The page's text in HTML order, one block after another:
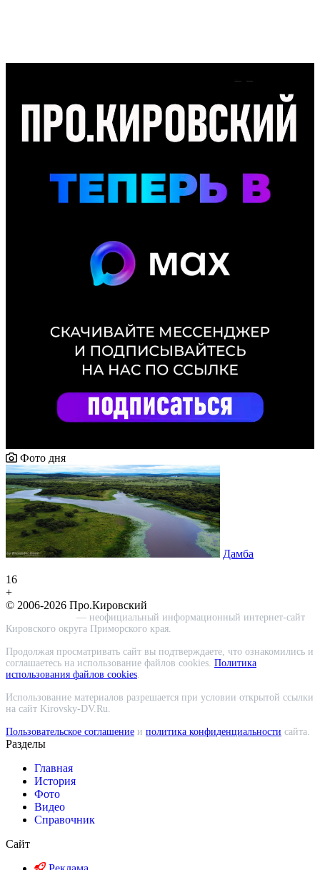
Фото дня
Дамба
16
+
© 2006-2026 Про.Кировский
— неофициальный информационный интернет-сайт
Кировского округа Приморского края.
Продолжая просматривать сайт вы подтверждаете, что ознакомились и
соглашаетесь на использование файлов cookies. Политика
использования файлов cookies.
Использование материалов разрешается при условии открытой ссылки
на сайт Kirovsky-DV.Ru.
Пользовательское соглашение и политика конфиденциальности сайта.
Разделы
Главная
История
Фото
Видео
Справочник
Сайт